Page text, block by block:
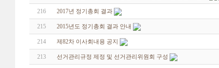
216 2017년 정기총회 결과
215 2015년도 정기총회 결과 안내
214 제82차 이사회내용 공지
213 선거관리규정 제정 및 선거관리위원회 구성